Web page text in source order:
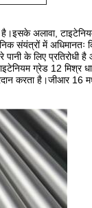
है।इसके अलावा,
संयंत्रों में
के लिए प्रतिरोधी
ग्रेड 12 मिश्र
करता है।जीआर 16